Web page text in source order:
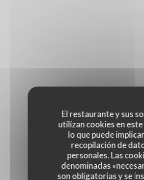
El restaurante y sus
utilizan cookies en
lo que puede
recopilación de
personales. Las
denominadas
son obligatorias y se